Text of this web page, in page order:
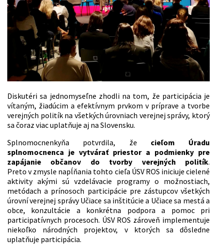
Diskutéri sa jednomyseľne zhodli na tom, že participácia je
vítaným, žiadúcim a efektívnym prvkom v príprave a tvorbe
verejných politík na všetkých úrovniach verejnej správy, ktorý
sa čoraz viac uplatňuje aj na Slovensku.
Splnomocnenkyňa potvrdila, že cieľom Úradu
splnomocnenca je vytvárať priestor a podmienky pre
zapájanie občanov do tvorby verejných politík.
Preto v zmysle napĺňania tohto cieľa ÚSV ROS iniciuje cielené
aktivity akými sú vzdelávacie programy o možnostiach,
metódach a prínosoch participácie pre zástupcov všetkých
úrovní verejnej správy Učiace sa inštitúcie a Učiace sa mestá a
obce, konzultácie a konkrétna podpora a pomoc pri
participatívnych procesoch. ÚSV ROS zároveň implementuje
niekoľko národných projektov, v ktorých sa dôsledne
uplatňuje participácia.